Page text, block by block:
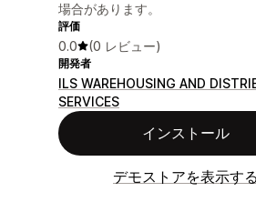
場合があります。
評価
0.0 (0 レビュー)
開発者
ILS WAREHOUSING AND
SERVICES
インストール
デモストアを表示する